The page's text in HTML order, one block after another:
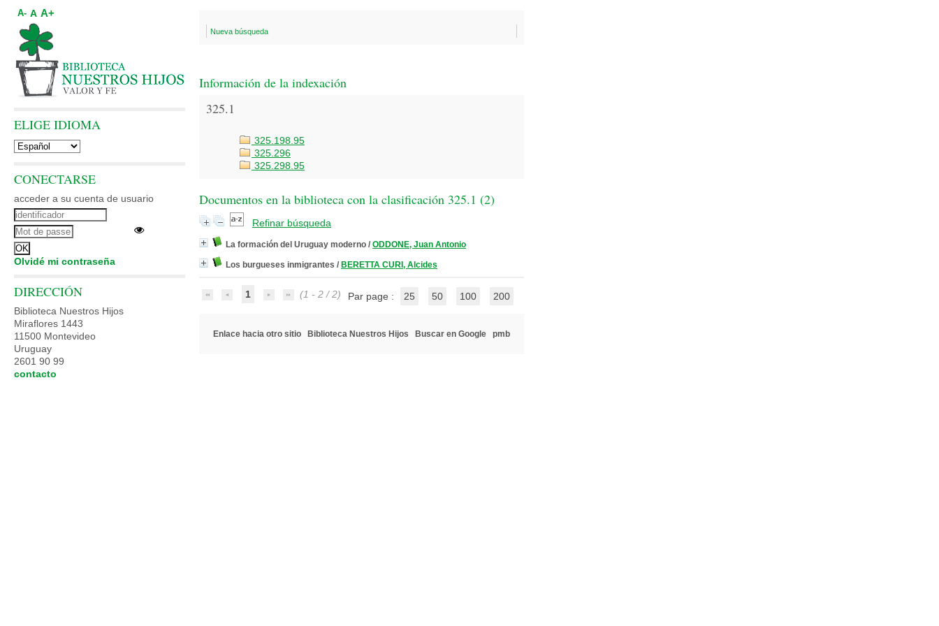
Nueva búsqueda
Información de la indexación
325.1
325.198.95
325.296
325.298.95
Documentos en la biblioteca con la clasificación 325.1 (2)
Refinar búsqueda
La formación del Uruguay moderno / ODDONE, Juan Antonio
Los burgueses inmigrantes / BERETTA CURI, Alcides
1 (1 - 2 / 2) Par page : 25 50 100 200
Enlace hacia otro sitio Biblioteca Nuestros Hijos Buscar en Google pmb
A- A A+
ELIGE IDIOMA
CONECTARSE
acceder a su cuenta de usuario
Olvidé mi contraseña
DIRECCIÓN
Biblioteca Nuestros Hijos
Miraflores 1443
11500 Montevideo
Uruguay
2601 90 99
contacto